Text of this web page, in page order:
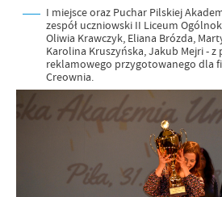
I miejsce oraz Puchar Pilskiej
zespół uczniowski II Liceum
Oliwia Krawczyk, Eliana Brózda,
Karolina Kruszyńska, Jakub Mejri -
reklamowego przygotowanego dla
Creownia.